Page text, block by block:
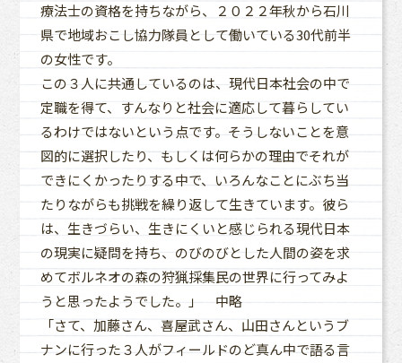
療法士の資格を持ちながら、２０２２年秋から石川
県で地域おこし協力隊員として働いている30代前半
の女性です。
この３人に共通しているのは、現代日本社会の中で
定職を得て、すんなりと社会に適応して暮らしてい
るわけではないという点です。そうしないことを意
図的に選択したり、もしくは何らかの理由でそれが
できにくかったりする中で、いろんなことにぶち当
たりながらも挑戦を繰り返して生きています。彼ら
は、生きづらい、生きにくいと感じられる現代日本
の現実に疑問を持ち、のびのびとした人間の姿を求
めてボルネオの森の狩猟採集民の世界に行ってみよ
うと思ったようでした。」 中略
「さて、加藤さん、喜屋武さん、山田さんというブ
ナンに行った３人がフィールドのど真ん中で語る言